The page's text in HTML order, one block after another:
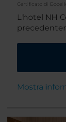
Certificato di
L'hotel NH
turistiche e
qui si può
den Linden,
Mostra